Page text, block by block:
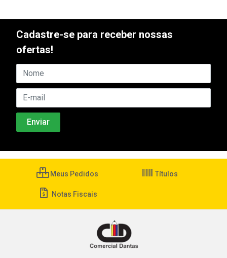
Cadastre-se para receber nossas
ofertas!
Meus Pedidos Títulos
Notas Fiscais